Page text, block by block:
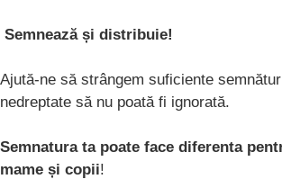
Semnează și distribuie!
Ajută-ne să strângem suficiente
nedreptate să nu poată fi ignorată.
Semnatura ta poate face diferenta
mame și copii!